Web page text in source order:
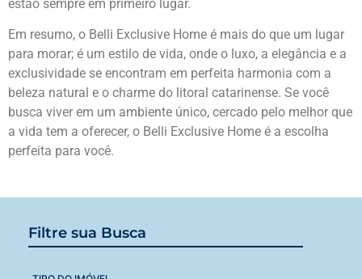
Filtre sua Busca
estão sempre em primeiro lugar.
Em resumo, o Belli Exclusive Home é mais do que um lugar
para morar; é um estilo de vida, onde o luxo, a elegância e a
exclusividade se encontram em perfeita harmonia com a
beleza natural e o charme do litoral catarinense. Se você
busca viver em um ambiente único, cercado pelo melhor que
a vida tem a oferecer, o Belli Exclusive Home é a escolha
perfeita para você.